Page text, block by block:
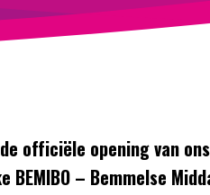
officiële opening van
– Bemmelse